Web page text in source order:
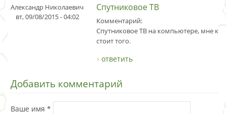
Александр Николаевич
вт, 09/08/2015 - 04:02
Спутниковое ТВ
Комментарий:
Спутниковое ТВ на компьютере, мне
стоит того.
ответить
Добавить комментарий
Ваше имя *